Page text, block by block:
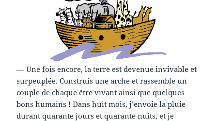
–– Une fois encore, la terre est devenue invivable et
surpeuplée. Construis une arche et rassemble un
couple de chaque être vivant ainsi que quelques
bons humains ! Dans huit mois, j’envoie la pluie
durant quarante jours et quarante nuits, et je